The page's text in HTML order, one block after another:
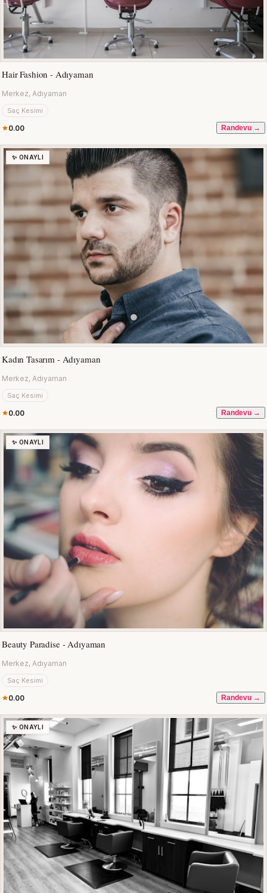
Hair Fashion - Adıyaman
Merkez, Adıyaman
Saç Kesimi
0.00 Randevu →
✨ ONAYLI
Kadın Tasarım - Adıyaman
Merkez, Adıyaman
Saç Kesimi
0.00 Randevu →
✨ ONAYLI
Beauty Paradise - Adıyaman
Merkez, Adıyaman
Saç Kesimi
0.00 Randevu →
✨ ONAYLI